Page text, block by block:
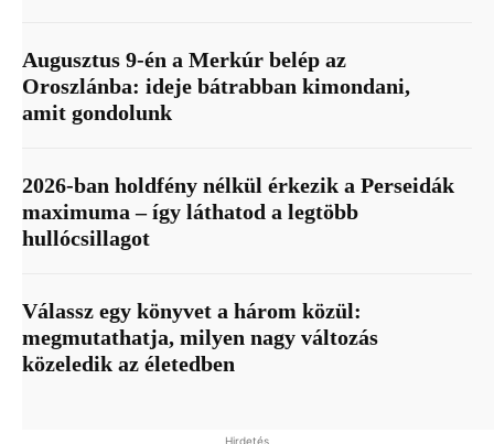
Augusztus 9-én a Merkúr belép az
Oroszlánba: ideje bátrabban kimondani,
amit gondolunk
2026-ban holdfény nélkül érkezik a Perseidák
maximuma – így láthatod a legtöbb
hullócsillagot
Válassz egy könyvet a három közül:
megmutathatja, milyen nagy változás
közeledik az életedben
Hirdetés